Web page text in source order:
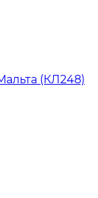
(КЛ248)